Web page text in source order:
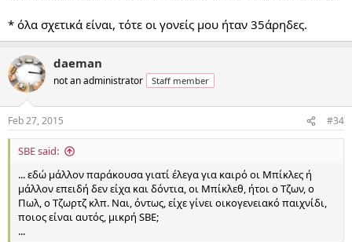
* όλα σχετικά είναι, τότε οι γονείς μου ήταν 35άρηδες.
daeman
not an administrator Staff member
Feb 27, 2015 #34
SBE said:
... εδώ μάλλον παράκουσα γιατί έλεγα για καιρό οι Μπίκλες ή
μάλλον επειδή δεν είχα και δόντια, οι Μπίκλεθ, ήτοι ο Τζων, ο
Πωλ, ο Τζωρτζ κλπ. Ναι, όντως, είχε γίνει οικογενειακό παιχνίδι,
ποιος είναι αυτός, μικρή SBE;
...